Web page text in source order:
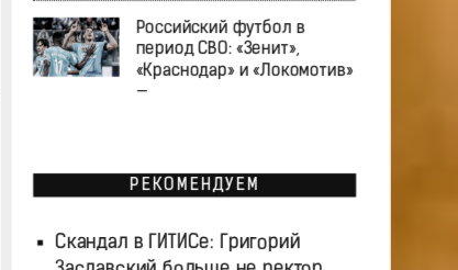
Российский футбол в
период СВО: «Зенит»,
«Краснодар» и «Локомотив»
—
РЕКОМЕНДУЕМ
Скандал в ГИТИСе: Григорий